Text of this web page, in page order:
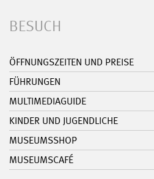
BESUCH
ÖFFNUNGSZEITEN UND PREISE
FÜHRUNGEN
MULTIMEDIAGUIDE
KINDER UND JUGENDLICHE
MUSEUMSSHOP
MUSEUMSCAFÉ